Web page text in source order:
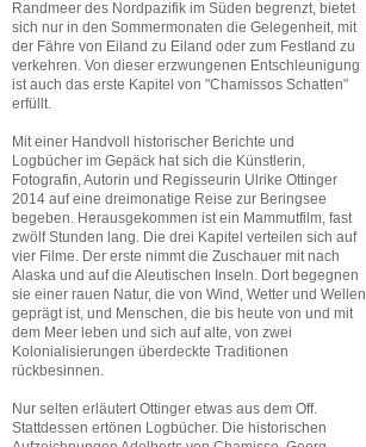
Randmeer des Nordpazifik im Süden begrenzt, bietet
sich nur in den Sommermonaten die Gelegenheit, mit
der Fähre von Eiland zu Eiland oder zum Festland zu
verkehren. Von dieser erzwungenen Entschleunigung
ist auch das erste Kapitel von "Chamissos Schatten"
erfüllt.
Mit einer Handvoll historischer Berichte und
Logbücher im Gepäck hat sich die Künstlerin,
Fotografin, Autorin und Regisseurin Ulrike Ottinger
2014 auf eine dreimonatige Reise zur Beringsee
begeben. Herausgekommen ist ein Mammutfilm, fast
zwölf Stunden lang. Die drei Kapitel verteilen sich auf
vier Filme. Der erste nimmt die Zuschauer mit nach
Alaska und auf die Aleutischen Inseln. Dort begegnen
sie einer rauen Natur, die von Wind, Wetter und Wellen
geprägt ist, und Menschen, die bis heute von und mit
dem Meer leben und sich auf alte, von zwei
Kolonialisierungen überdeckte Traditionen
rückbesinnen.
Nur selten erläutert Ottinger etwas aus dem Off.
Stattdessen ertönen Logbücher. Die historischen